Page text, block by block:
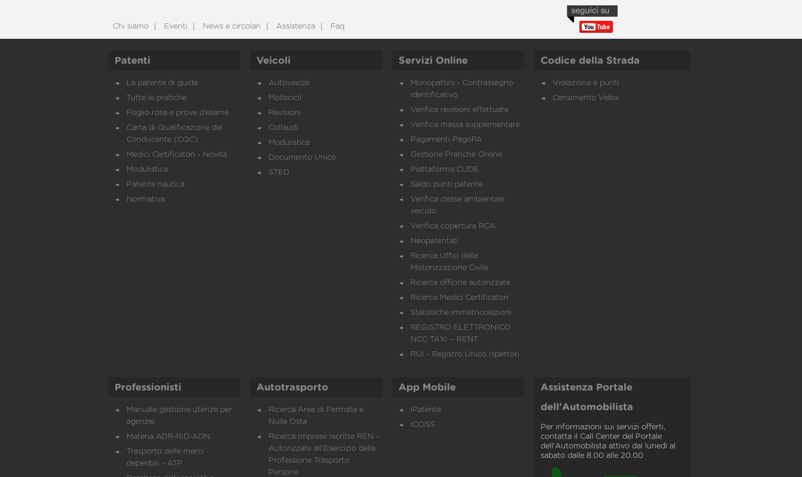
Chi siamo Eventi News e circolari Assistenza Faq
Patenti
La patente di guida
Tutte le pratiche
Foglio rosa e prove d’esame
Carta di Qualificazione del
Conducente (CQC)
Medici Certificatori - Novità
Modulistica
Patente nautica
Normativa
Veicoli
Autoveicoli
Motocicli
Revisioni
Collaudi
Modulistica
Documento Unico
STED
Servizi Online
Monopattini - Contrassegno
identificativo
Verifica revisioni effettuate
Verifica massa supplementare
Pagamenti PagoPA
Gestione Pratiche Online
Piattaforma CUDE
Saldo punti patente
Verifica classe ambientale
veicolo
Verifica copertura RCA
Neopatentati
Ricerca Uffici della
Motorizzazione Civile
Ricerca officine autorizzate
Ricerca Medici Certificatori
Statistiche immatricolazioni
REGISTRO ELETTRONICO
NCC TAXI – RENT
RUI - Registro Unico Ispettori
Codice della Strada
Violazione e punti
Censimento Velox
Professionisti
Manuale gestione utenze per
agenzie
Materia ADR-RID-ADN
Trasporto delle merci
deperibili - ATP
Autotrasporto
Ricerca Aree di Fermata e
Nulla Osta
Ricerca Imprese Iscritte REN -
Autorizzate all'Esercizio della
Professione Trasporto
Persone
App Mobile
iPatente
iCCISS
Assistenza Portale
dell'Automobilista
Per informazioni sui servizi offerti,
contatta il Call Center del Portale
dell'Automobilista attivo dal lunedì al
sabato dalle 8.00 alle 20.00